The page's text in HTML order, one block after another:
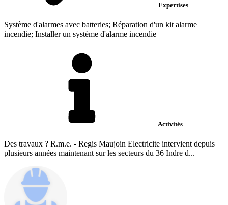
Expertises
Système d'alarmes avec batteries; Réparation d'un kit alarme
incendie; Installer un système d'alarme incendie
Activités
Des travaux ? R.m.e. - Regis Maujoin Electricite intervient depuis
plusieurs années maintenant sur les secteurs du 36 Indre d...